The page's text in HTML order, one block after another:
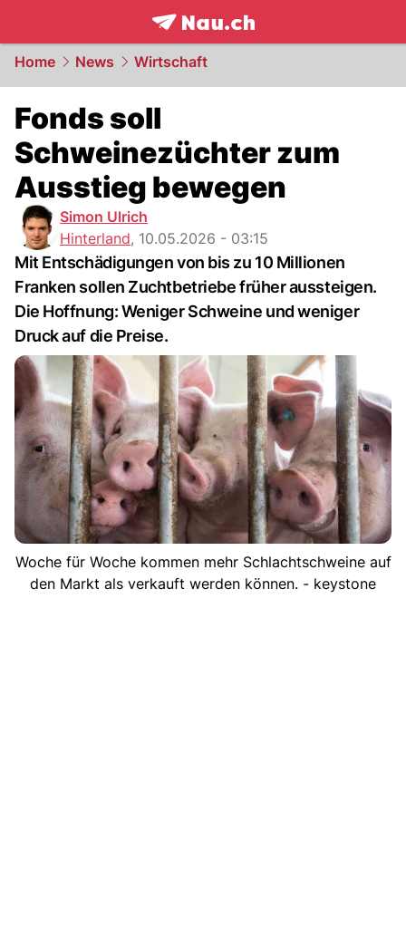
frontpage.NAU.ch
Home News Wirtschaft
Fonds soll
Schweinezüchter zum
Ausstieg bewegen
Simon Ulrich
Hinterland, 10.05.2026 - 03:15
Mit Entschädigungen von bis zu 10 Millionen
Franken sollen Zuchtbetriebe früher aussteigen.
Die Hoffnung: Weniger Schweine und weniger
Druck auf die Preise.
Woche für Woche kommen mehr Schlachtschweine auf
den Markt als verkauft werden können. - keystone